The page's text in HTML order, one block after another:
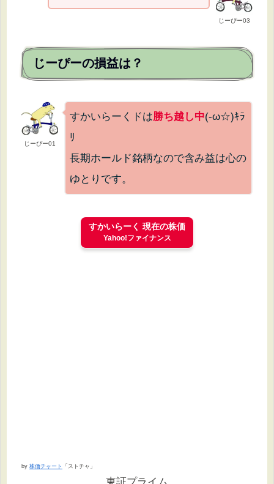
じーぴー03
じーぴーの損益は？
じーぴー01
すかいらーくドは勝ち越し中(-ω☆)ｷﾗ
ﾘ
長期ホールド銘柄なので含み益は心の
ゆとりです。
すかいらーく 現在の株価
Yahoo!ファイナンス
by 株価チャート 「ストチャ」